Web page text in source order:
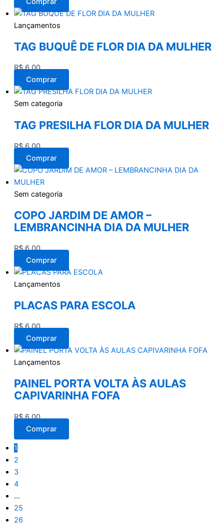
Lançamentos
TAG BUQUÊ DE FLOR DIA DA MULHER
R$6,00
Comprar
Sem categoria
TAG PRESILHA FLOR DIA DA MULHER
R$6,00
Comprar
Sem categoria
COPO JARDIM DE AMOR –
LEMBRANCINHA DIA DA MULHER
R$6,00
Comprar
Lançamentos
PLACAS PARA ESCOLA
R$6,00
Comprar
Lançamentos
PAINEL PORTA VOLTA ÀS AULAS
CAPIVARINHA FOFA
R$6,00
Comprar
1
2
3
4
…
25
26